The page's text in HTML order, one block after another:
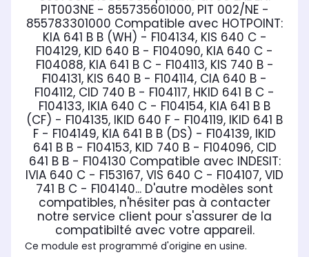
PIT003NE - 855735601000, PIT 002/NE -
855783301000 Compatible avec HOTPOINT:
KIA 641 B B (WH) - F104134, KIS 640 C -
F104129, KID 640 B - F104090, KIA 640 C -
F104088, KIA 641 B C - F104113, KIS 740 B -
F104131, KIS 640 B - F104114, CIA 640 B -
F104112, CID 740 B - F104117, HKID 641 B C -
F104133, IKIA 640 C - F104154, KIA 641 B B
(CF) - F104135, IKID 640 F - F104119, IKID 641 B
F - F104149, KIA 641 B B (DS) - F104139, IKID
641 B B - F104153, KID 740 B - F104096, CID
641 B B - F104130 Compatible avec INDESIT:
IVIA 640 C - F153167, VIS 640 C - F104107, VID
741 B C - F104140... D'autre modèles sont
compatibles, n'hésiter pas à contacter
notre service client pour s'assurer de la
compatibilté avec votre appareil.
Ce module est programmé d'origine en usine.